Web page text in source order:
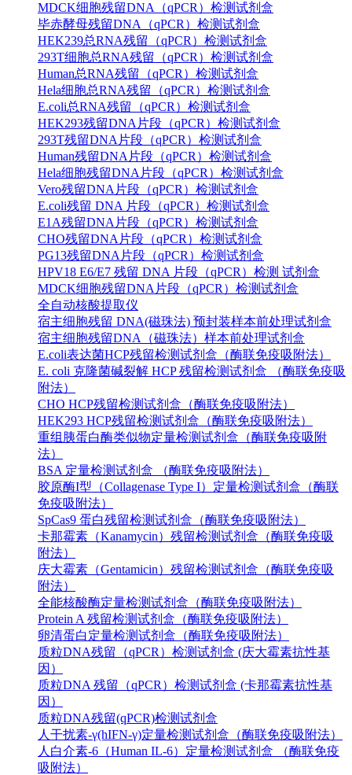
MDCK细胞残留DNA（qPCR）检测试剂盒
毕赤酵母残留DNA（qPCR）检测试剂盒
HEK239总RNA残留（qPCR）检测试剂盒
293T细胞总RNA残留（qPCR）检测试剂盒
Human总RNA残留（qPCR）检测试剂盒
Hela细胞总RNA残留（qPCR）检测试剂盒
E.coli总RNA残留（qPCR）检测试剂盒
HEK293残留DNA片段（qPCR）检测试剂盒
293T残留DNA片段（qPCR）检测试剂盒
Human残留DNA片段（qPCR）检测试剂盒
Hela细胞残留DNA片段（qPCR）检测试剂盒
Vero残留DNA片段（qPCR）检测试剂盒
E.coli残留 DNA 片段（qPCR）检测试剂盒
E1A残留DNA片段（qPCR）检测试剂盒
CHO残留DNA片段（qPCR）检测试剂盒
PG13残留DNA片段（qPCR）检测试剂盒
HPV18 E6/E7 残留 DNA 片段（qPCR）检测 试剂盒
MDCK细胞残留DNA片段（qPCR）检测试剂盒
全自动核酸提取仪
宿主细胞残留 DNA(磁珠法) 预封装样本前处理试剂盒
宿主细胞残留DNA（磁珠法）样本前处理试剂盒
E.coli表达菌HCP残留检测试剂盒（酶联免疫吸附法）
E. coli 克隆菌碱裂解 HCP 残留检测试剂盒 （酶联免疫吸
附法）
CHO HCP残留检测试剂盒（酶联免疫吸附法）
HEK293 HCP残留检测试剂盒（酶联免疫吸附法）
重组胰蛋白酶类似物定量检测试剂盒（酶联免疫吸附
法）
BSA 定量检测试剂盒 （酶联免疫吸附法）
胶原酶I型（Collagenase Type I）定量检测试剂盒（酶联
免疫吸附法）
SpCas9 蛋白残留检测试剂盒（酶联免疫吸附法）
卡那霉素（Kanamycin）残留检测试剂盒（酶联免疫吸
附法）
庆大霉素（Gentamicin）残留检测试剂盒（酶联免疫吸
附法）
全能核酸酶定量检测试剂盒（酶联免疫吸附法）
Protein A 残留检测试剂盒（酶联免疫吸附法）
卵清蛋白定量检测试剂盒（酶联免疫吸附法）
质粒DNA残留（qPCR）检测试剂盒 (庆大霉素抗性基
因）
质粒DNA 残留（qPCR）检测试剂盒 (卡那霉素抗性基
因）
质粒DNA残留(qPCR)检测试剂盒
人干扰素-γ(hIFN-γ)定量检测试剂盒（酶联免疫吸附法）
人白介素-6（Human IL-6）定量检测试剂盒 （酶联免疫
吸附法）